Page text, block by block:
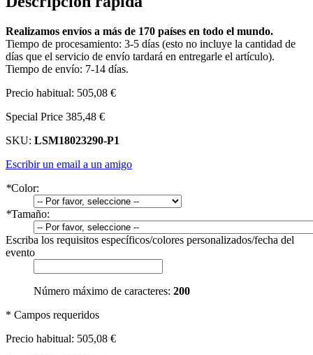
Realizamos envíos a más de 170 países en todo el mundo.
Tiempo de procesamiento: 3-5 días (esto no incluye la cantidad de
días que el servicio de envío tardará en entregarle el artículo).
Tiempo de envío: 7-14 días.
Precio habitual: 505,08 €
Special Price 385,48 €
SKU: LSM18023290-P1
Escribir un email a un amigo
*Color:
*Tamaño:
Escriba los requisitos específicos/colores personalizados/fecha del
evento
Número máximo de caracteres: 200
* Campos requeridos
Precio habitual: 505,08 €